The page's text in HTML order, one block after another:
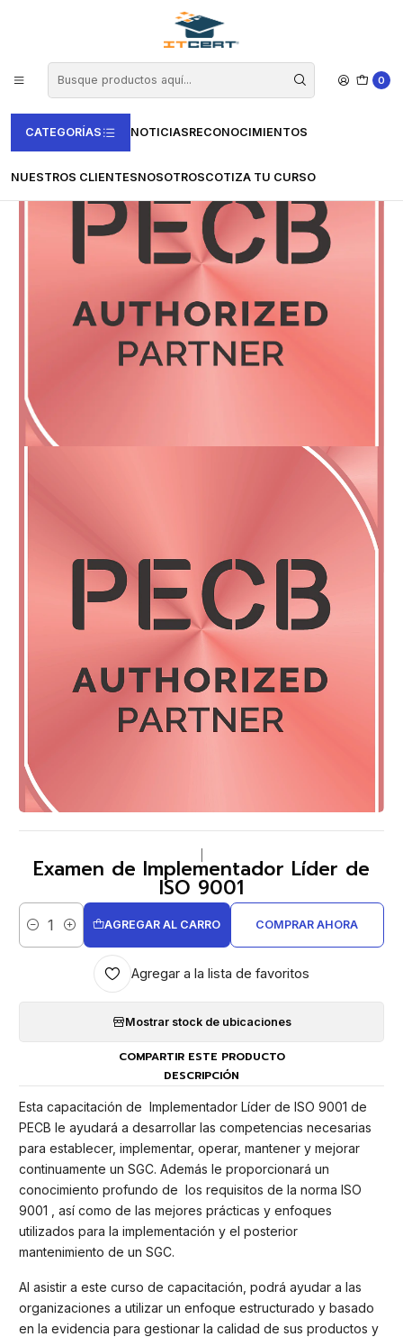
0
CATEGORÍAS NOTICIASRECONOCIMIENTOS
NUESTROS CLIENTESNOSOTROSCOTIZA TU CURSO
PECB
Examen de Implementador Líder de ISO 9001
Examen de Implementador Líder de
ISO 9001
Cantidad
AGREGAR AL CARRO COMPRAR AHORA
Agregar a la lista de favoritos
Mostrar stock de ubicaciones
COMPARTIR ESTE PRODUCTO
DESCRIPCIÓN
Esta capacitación de Implementador Líder de ISO 9001 de
PECB le ayudará a desarrollar las competencias necesarias
para establecer, implementar, operar, mantener y mejorar
continuamente un SGC. Además le proporcionará un
conocimiento profundo de los requisitos de la norma ISO
9001 , así como de las mejores prácticas y enfoques
utilizados para la implementación y el posterior
mantenimiento de un SGC.
Al asistir a este curso de capacitación, podrá ayudar a las
organizaciones a utilizar un enfoque estructurado y basado
en la evidencia para gestionar la calidad de sus productos y